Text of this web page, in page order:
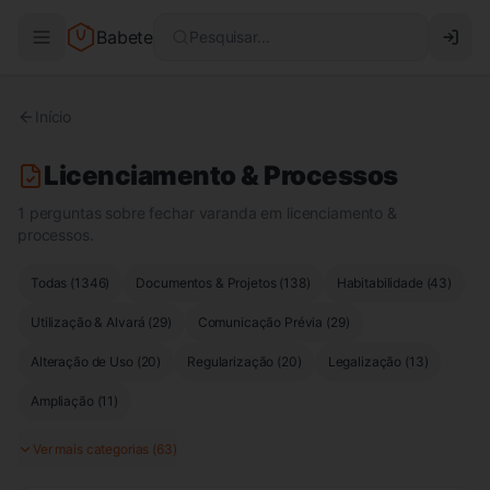
Babete Pesquisar...
Início
Licenciamento & Processos
1 perguntas sobre fechar varanda em licenciamento &
processos.
Todas (1346) Documentos & Projetos (138) Habitabilidade (43)
Utilização & Alvará (29) Comunicação Prévia (29)
Alteração de Uso (20) Regularização (20) Legalização (13)
Ampliação (11 )
Ver mais categorias (63)